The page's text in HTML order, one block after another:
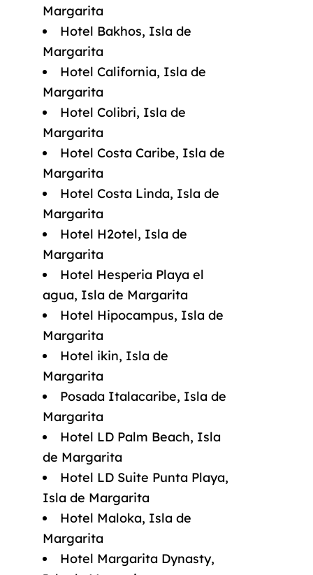
Margarita
Hotel Bakhos, Isla de
Margarita
Hotel California, Isla de
Margarita
Hotel Colibri, Isla de
Margarita
Hotel Costa Caribe, Isla de
Margarita
Hotel Costa Linda, Isla de
Margarita
Hotel H2otel, Isla de
Margarita
Hotel Hesperia Playa el
agua, Isla de Margarita
Hotel Hipocampus, Isla de
Margarita
Hotel ikin, Isla de
Margarita
Posada Italacaribe, Isla de
Margarita
Hotel LD Palm Beach, Isla
de Margarita
Hotel LD Suite Punta Playa,
Isla de Margarita
Hotel Maloka, Isla de
Margarita
Hotel Margarita Dynasty,